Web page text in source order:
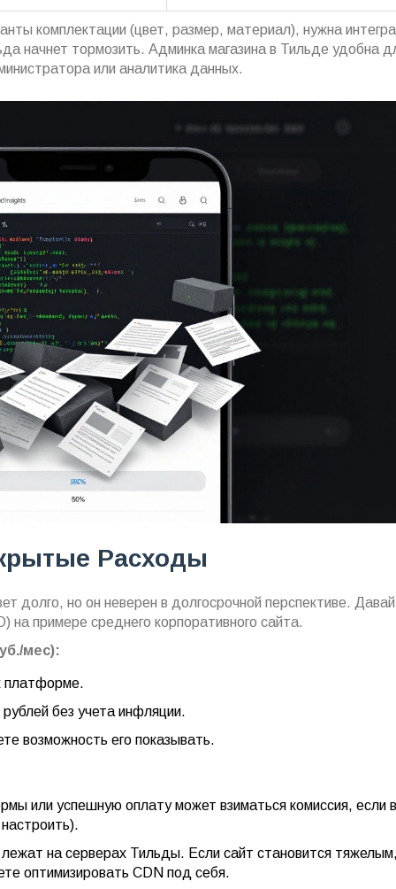
комплектации (цвет, размер, материал), нужна
начнет тормозить. Админка магазина в Тильде удобна
или аналитика данных.
Расходы
долго, но он неверен в долгосрочной перспективе.
примере среднего корпоративного сайта.
мес):
платформе.
без учета инфляции.
возможность его показывать.
или успешную оплату может взиматься комиссия, если
на серверах Тильды. Если сайт становится
оптимизировать CDN под себя.